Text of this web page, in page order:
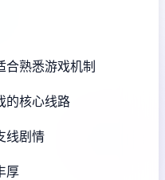
合熟悉游戏机制
的核心线路
线剧情
厚